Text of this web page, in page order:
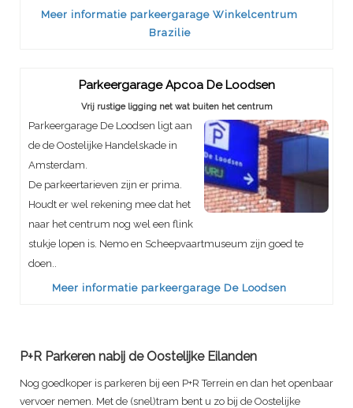
Meer informatie parkeergarage Winkelcentrum
Brazilie
Parkeergarage Apcoa De Loodsen
Vrij rustige ligging net wat buiten het centrum
Parkeergarage De Loodsen ligt aan
de de Oostelijke Handelskade in
Amsterdam.
De parkeertarieven zijn er prima.
Houdt er wel rekening mee dat het
naar het centrum nog wel een flink
stukje lopen is. Nemo en Scheepvaartmuseum zijn goed te
doen..
Meer informatie parkeergarage De Loodsen
P+R Parkeren nabij de Oostelijke Eilanden
Nog goedkoper is parkeren bij een P+R Terrein en dan het openbaar
vervoer nemen. Met de (snel)tram bent u zo bij de Oostelijke